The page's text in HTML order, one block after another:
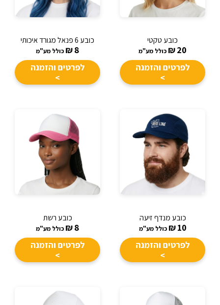
כובע טקטי
20
₪ כולל מע"מ
לפרטים והזמנה
>
כובע 6 פנאל מגורד איכותי
8
₪ כולל מע"מ
לפרטים והזמנה
>
כובע מנדף זיעה
10
₪ כולל מע"מ
לפרטים והזמנה
>
כובע רשת
8
₪ כולל מע"מ
לפרטים והזמנה
>